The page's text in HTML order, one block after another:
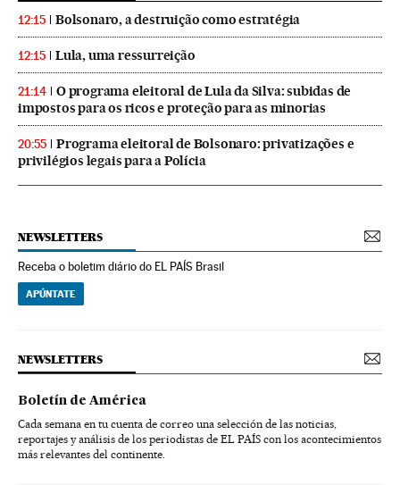
12:15 Bolsonaro, a destruição como estratégia
12:15 Lula, uma ressurreição
21:14
O programa eleitoral de Lula da Silva: subidas de
impostos para os ricos e proteção para as minorias
20:55
Programa eleitoral de Bolsonaro: privatizações e
privilégios legais para a Polícia
NEWSLETTERS
Receba o boletim diário do EL PAÍS Brasil
APÚNTATE
NEWSLETTERS
Boletín de América
Cada semana en tu cuenta de correo una selección de las noticias,
reportajes y análisis de los periodistas de EL PAÍS con los acontecimientos
más relevantes del continente.